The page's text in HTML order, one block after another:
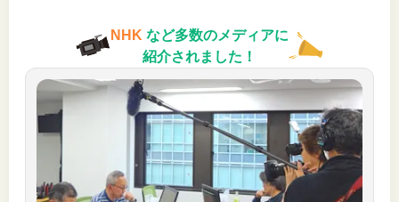
NHK など多数のメディアに
紹介されました！